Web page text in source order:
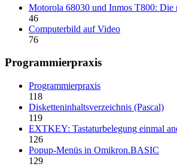
Motorola 68030 und Inmos T800: Die
46
Computerbild auf Video
76
Programmierpraxis
Programmierpraxis
118
Disketteninhaltsverzeichnis (Pascal)
119
EXTKEY: Tastaturbelegung einmal
126
Popup-Menüs in Omikron.BASIC
129